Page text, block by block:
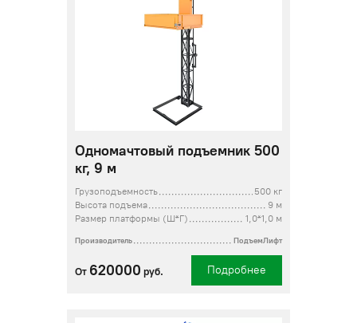
Одномачтовый подъемник 500
кг, 9 м
Грузоподъемность
500 кг
Высота подъема
9 м
Размер платформы (Ш*Г)
1,0*1,0 м
Производитель ПодъемЛифт
От 620000 руб. Подробнее